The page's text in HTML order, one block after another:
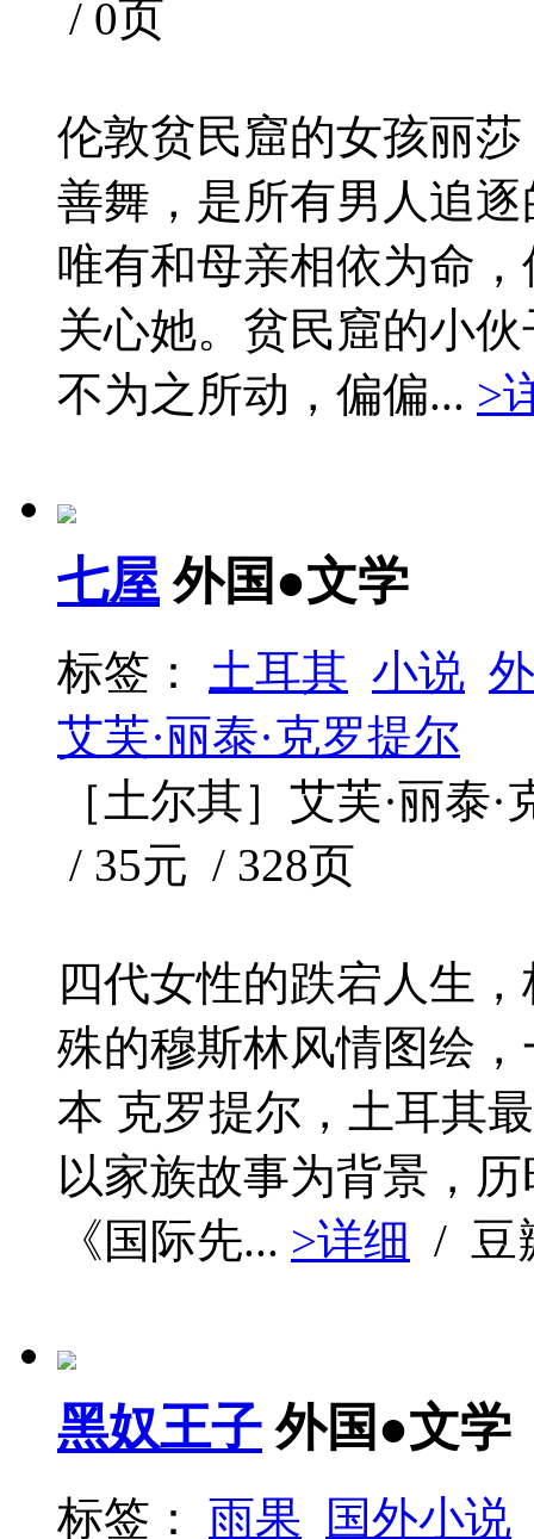
/ 0页
伦敦贫民窟的女孩丽
善舞，是所有男人追
唯有和母亲相依为命
关心她。贫民窟的小
不为之所动，偏偏... >
七屋 外国●文学
标签： 土耳其 小说
艾芙·丽泰·克罗提尔
［土尔其］艾芙·丽泰
/ 35元 / 328页
四代女性的跌宕人生
殊的穆斯林风情图绘
本 克罗提尔，土耳其
以家族故事为背景，
《国际先... >详细 / 豆
黑奴王子 外国●文学
标签： 雨果
国外小说